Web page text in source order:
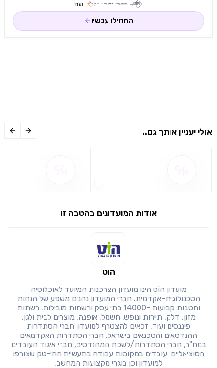
שיתוף
שימו לב!
מימוש הטבה זו ניתן רק לחברי
הבנתי, המשך לאתר
ועוד
התחילו עכשיו
אולי יעניין אותך גם..
אודות המועדונים בהטבה זו
הוט
מועדון הוֹט הינו מועדון הצרכנות המיועד לאוכלוסיה
הטכנולוגית-אקדמית. חברי המועדון נהנים משפע של הנחות
והטבות קבועות -14000 בתי עסק ורשתות מובילות: רשתות
מזון, דלק, תיירות ונופש, חשמל, אופנה, מוצרים לבית ולגן,
פיננסים ועוד. זכאים להצטרף למועדון חברי הסתדרות
ההנדסאים והטכנאים בישראל, חברי הסתדרות האקדמאים
במח"ר, חברי הסתדרות/לשכת המהנדסים, חברי איגוד העובדים
הסוציאליים, עובדים במקומות עבודה בתעשיית ההי-טק שצורפו
למועדון וכן בוגרי מקצועות המחשב.